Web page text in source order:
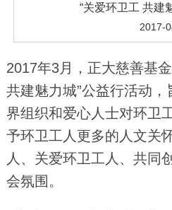
“关爱环卫工 共建
2017-
2017年3月，正大慈善基
共建魅力城”公益行活动
界组织和爱心人士对环卫
予环卫工人更多的人文关
人、关爱环卫工人、共同
会氛围。